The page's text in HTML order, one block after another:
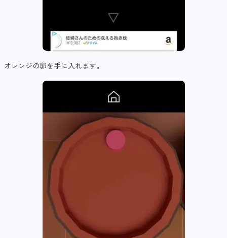
オレンジの卵を手に入れます。